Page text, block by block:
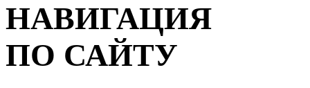
НАВИГАЦИЯ
ПО САЙТУ